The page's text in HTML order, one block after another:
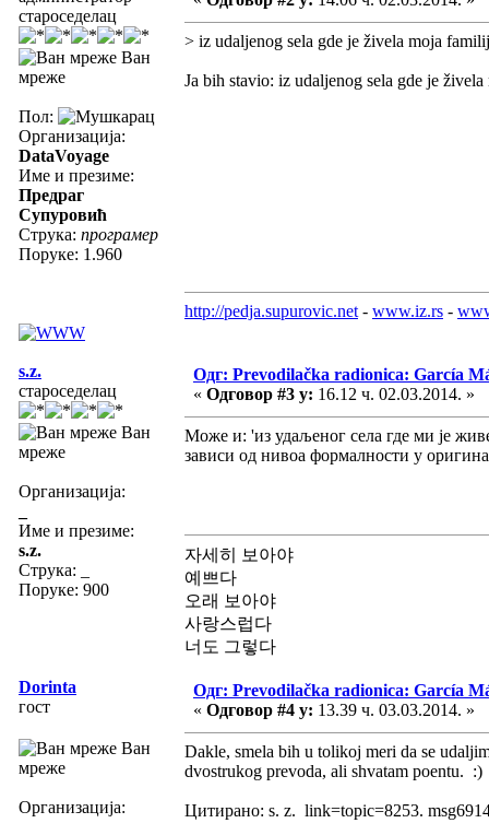
староседелац
Ван
мреже
Пол:
Организација:
DataVoyage
Име и презиме:
Предраг
Супуровић
Струка: програмер
Поруке: 1.960
> iz udaljenog sela gde je živela moja
Ja bih stavio: iz udaljenog sela gde je
http://pedja.supurovic.net - www.iz.rs -
s.z.
староседелац
Ван
мреже
Организација:
Име и презиме:
s.z.
Струка:
Поруке: 900
Одг: Prevodilačka radionica: García
« Одговор #3 у: 16.12 ч. 02.03.2014. »
Може и: 'из удаљеног села где ми је
зависи од нивоа формалности у
자세히 보아야
예쁘다
오래 보아야
사랑스럽다
너도 그렇다
Dorinta
гост
Ван
мреже
Организација:
Одг: Prevodilačka radionica: García
« Одговор #4 у: 13.39 ч. 03.03.2014. »
Dakle, smela bih u tolikoj meri da se
dvostrukog prevoda, ali shvatam poentu. :)
Цитирано: s. z. link=topic=8253.